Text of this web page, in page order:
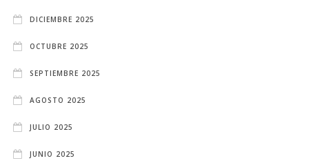
DICIEMBRE 2025
OCTUBRE 2025
SEPTIEMBRE 2025
AGOSTO 2025
JULIO 2025
JUNIO 2025